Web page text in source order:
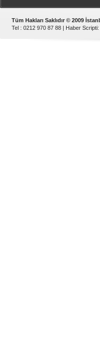
Tüm Hakları Saklıdır © 2009
Tel : 0212 970 87 88 | Haber Scripti: